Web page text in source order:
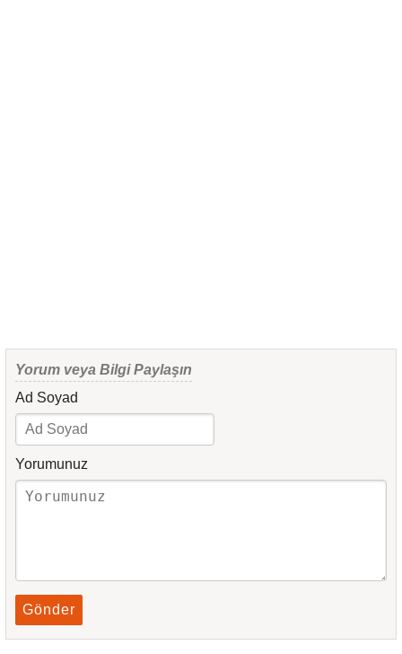
Yorum veya Bilgi Paylaşın
Ad Soyad
Yorumunuz
Gönder